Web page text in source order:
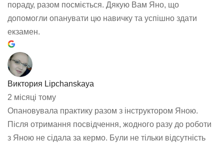
пораду, разом посміється. Дякую Вам Яно, що
допомогли опанувати цю навичку та успішно здати
екзамен.
Виктория Lipchanskaya
2 місяці тому
Опановувала практику разом з інструктором Яною.
Після отримання посвідчення, жодного разу до роботи
з Яною не сідала за кермо. Були не тільки відсутність